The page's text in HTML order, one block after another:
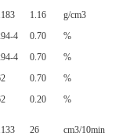
1.16
g/cm3
4 0.70
%
4 0.70
%
0.70
%
0.20
%
26 cm3/10min